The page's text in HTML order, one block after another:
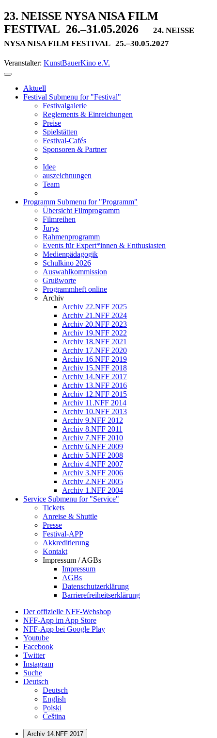
23. NEISSE NYSA NISA FILM
FESTIVAL 26.–31.05.2026
24. NEISSE
NYSA NISA FILM FESTIVAL 25.–30.05.2027
Veranstalter: KunstBauerKino e.V.
Aktuell
Festival Submenu for "Festival"
Festivalgalerie
Reglements & Einreichungen
Preise
Spielstätten
Festival-Cafés
Sponsoren & Partner
Idee
auszeichnungen
Team
Programm Submenu for "Programm"
Übersicht Filmprogramm
Filmreihen
Jurys
Rahmenprogramm
Events für Expert*innen & Enthusiasten
Medienpädagogik
Schulkino 2026
Auswahlkommission
Grußworte
Programmheft online
Archiv
Archiv 22.NFF 2025
Archiv 21.NFF 2024
Archiv 20.NFF 2023
Archiv 19.NFF 2022
Archiv 18.NFF 2021
Archiv 17.NFF 2020
Archiv 16.NFF 2019
Archiv 15.NFF 2018
Archiv 14.NFF 2017
Archiv 13.NFF 2016
Archiv 12.NFF 2015
Archiv 11.NFF 2014
Archiv 10.NFF 2013
Archiv 9.NFF 2012
Archiv 8.NFF 2011
Archiv 7.NFF 2010
Archiv 6.NFF 2009
Archiv 5.NFF 2008
Archiv 4.NFF 2007
Archiv 3.NFF 2006
Archiv 2.NFF 2005
Archiv 1.NFF 2004
Service Submenu for "Service"
Tickets
Anreise & Shuttle
Presse
Festival-APP
Akkreditierung
Kontakt
Impressum / AGBs
Impressum
AGBs
Datenschutzerklärung
Barrierefreiheitserklärung
Der offizielle NFF-Webshop
NFF-App im App Store
NFF-App bei Google Play
Youtube
Facebook
Twitter
Instagram
Suche
Deutsch
Deutsch
English
Polski
Čeština
Archiv 14.NFF 2017